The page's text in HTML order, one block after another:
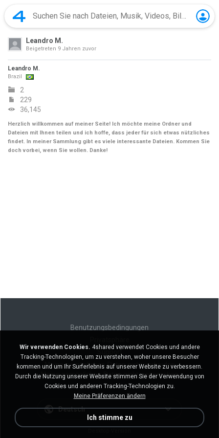
Leandro M.
Beigetreten 9 Jahren zuvor
Leandro M.
Brazil
2
229
36,145
Herzlich willkommen auf meiner Seite! Ich möchte meine Ordner und
Dateien mit Ihnen teilen und ich hoffe, dass jeder für sich etwas nützliches
findet. In meiner Sammlung gibt es viele interessante Dateien. Kommen Sie
doch vorbei, wenn Sie wollen. Danke!
Benutzungsbedingungen
Meine persönlichen Daten nicht verkaufen
Meine persönlichen Daten nicht weitergeben
Deutsch
Wir verwenden Cookies. 4shared verwendet Cookies und andere
Tracking-Technologien, um zu verstehen, woher unsere Besucher
kommen und um Ihr Surferlebnis auf unserer Website zu verbessern.
Durch die Nutzung unserer Website stimmen Sie der Verwendung von
Cookies und anderen Tracking-Technologien zu.
Meine Präferenzen ändern
Ich stimme zu